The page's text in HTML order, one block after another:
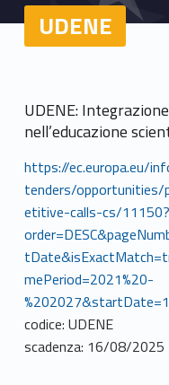
UDENE
UDENE:
nell’educazione
https://ec.europa.eu/
tenders/
etitive-calls-cs/11150?
mePeriod=2021%20-
codice: UDENE
scadenza: 16/08/2025